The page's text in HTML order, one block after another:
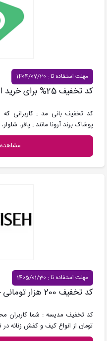
مهلت استفاده تا : 1404/07/20
کد تخفیف 25% برای خرید از پوشاک آرونا بانی مد
پوشاک برند آرونا مانند : پافر،
مهلت استفاده تا : 1405/01/30
کد تخفیف 200 هزار تومانی خرید کیف و کفش زنانه مدیسه
تومان از انواع کیف و کفش زنانه در